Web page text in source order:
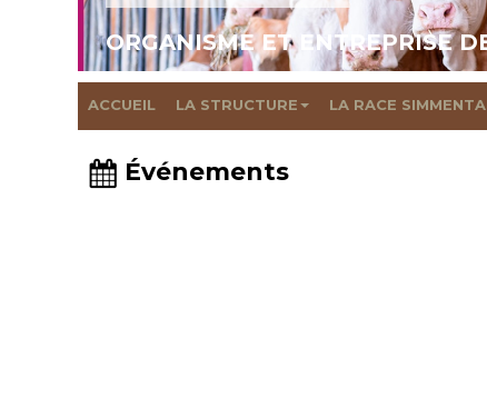
ORGANISME ET ENTREPRISE
ACCUEIL LA STRUCTURE LA RACE
Événements